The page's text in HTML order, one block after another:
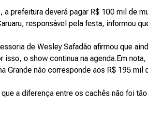
prefeitura deverá pagar R$ 100 mil de
responsável pela festa, informou
de Wesley Safadão afirmou que
isso, o show continua na agenda.Em
Grande não corresponde aos R$ 195 mil
a diferença entre os cachês não foi